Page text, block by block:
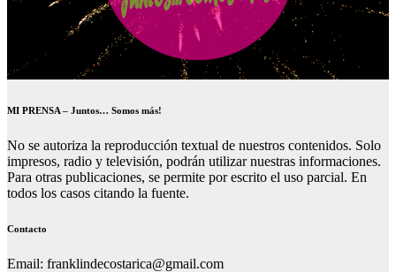
MI PRENSA – Juntos… Somos más!
No se autoriza la reproducción textual de nuestros contenidos. Solo
impresos, radio y televisión, podrán utilizar nuestras informaciones.
Para otras publicaciones, se permite por escrito el uso parcial. En
todos los casos citando la fuente.
Contacto
Email: franklindecostarica@gmail.com